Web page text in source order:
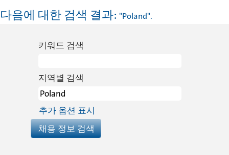
페
다음에 대한 검색 결과: "Poland".
키워드 검색
지역별 검색
추가 옵션 표시